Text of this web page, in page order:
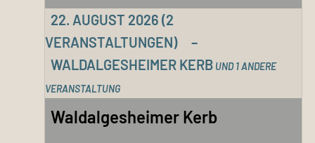
22. AUGUST 2026 (2
VERANSTALTUNGEN)
–
WALDALGESHEIMER KERB UND 1 ANDERE
VERANSTALTUNG
Waldalgesheimer Kerb